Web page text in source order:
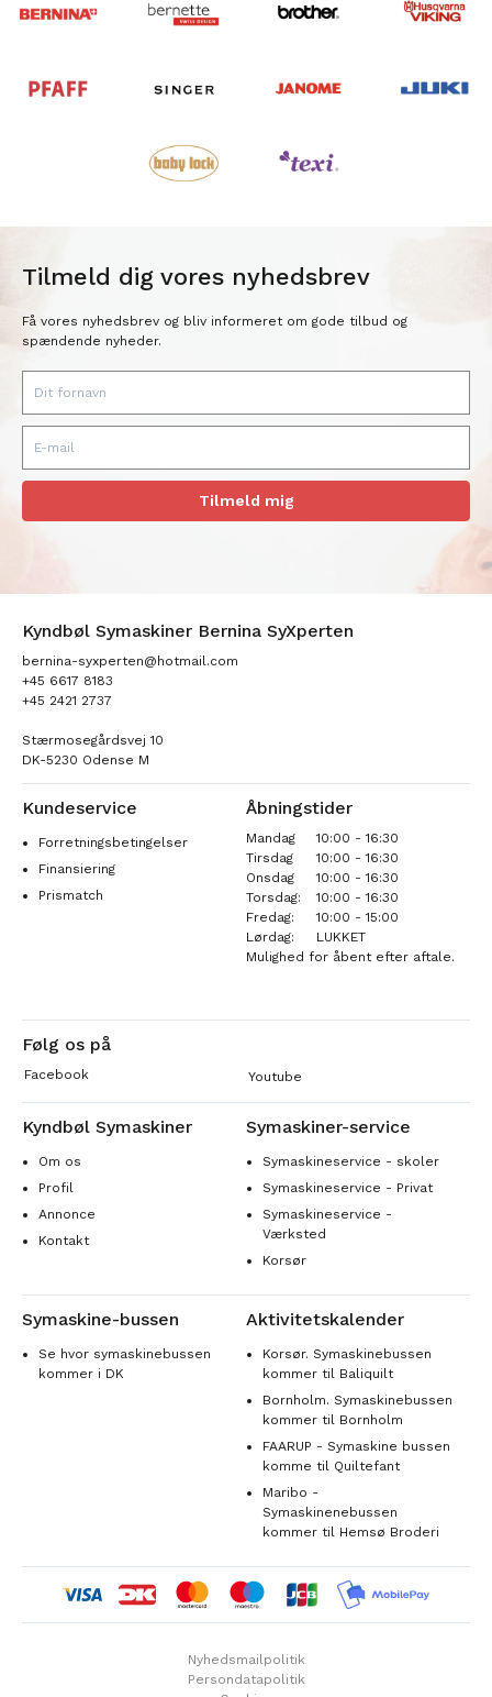
Tilmeld dig vores nyhedsbrev
Få vores nyhedsbrev og bliv informeret om gode tilbud og
spændende nyheder.
Tilmeld mig
Kyndbøl Symaskiner Bernina SyXperten
bernina-syxperten@hotmail.com
+45 6617 8183
+45 2421 2737
Stærmosegårdsvej 10
DK-5230 Odense M
Kundeservice
Forretningsbetingelser
Finansiering
Prismatch
Åbningstider
Mandag
10:00 - 16:30
Tirsdag
10:00 - 16:30
Onsdag
10:00 - 16:30
Torsdag:
10:00 - 16:30
Fredag:
10:00 - 15:00
Lørdag:
LUKKET
Mulighed for åbent efter aftale.
Følg os på
Facebook Youtube
Kyndbøl Symaskiner
Om os
Profil
Annonce
Kontakt
Symaskiner-service
Symaskineservice - skoler
Symaskineservice - Privat
Symaskineservice -
Værksted
Korsør
Symaskine-bussen
Se hvor symaskinebussen
kommer i DK
Aktivitetskalender
Korsør. Symaskinebussen
kommer til Baliquilt
Bornholm. Symaskinebussen
kommer til Bornholm
FAARUP - Symaskine bussen
komme til Quiltefant
Maribo -
Symaskinenebussen
kommer til Hemsø Broderi
Nyhedsmailpolitik
Persondatapolitik